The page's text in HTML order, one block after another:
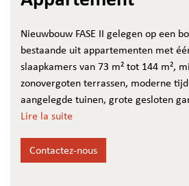
Nieuwbouw FASE II gelegen op een
bestaande uit appartementen met
slaapkamers van 73 m² tot 144 m²,
zonovergoten terrassen, moderne
aangelegde tuinen, grote gesloten
uitzonderlijke thermische en
keuken en individuele verwarming op
modelappartement!
Lire la suite
Contactez-nous